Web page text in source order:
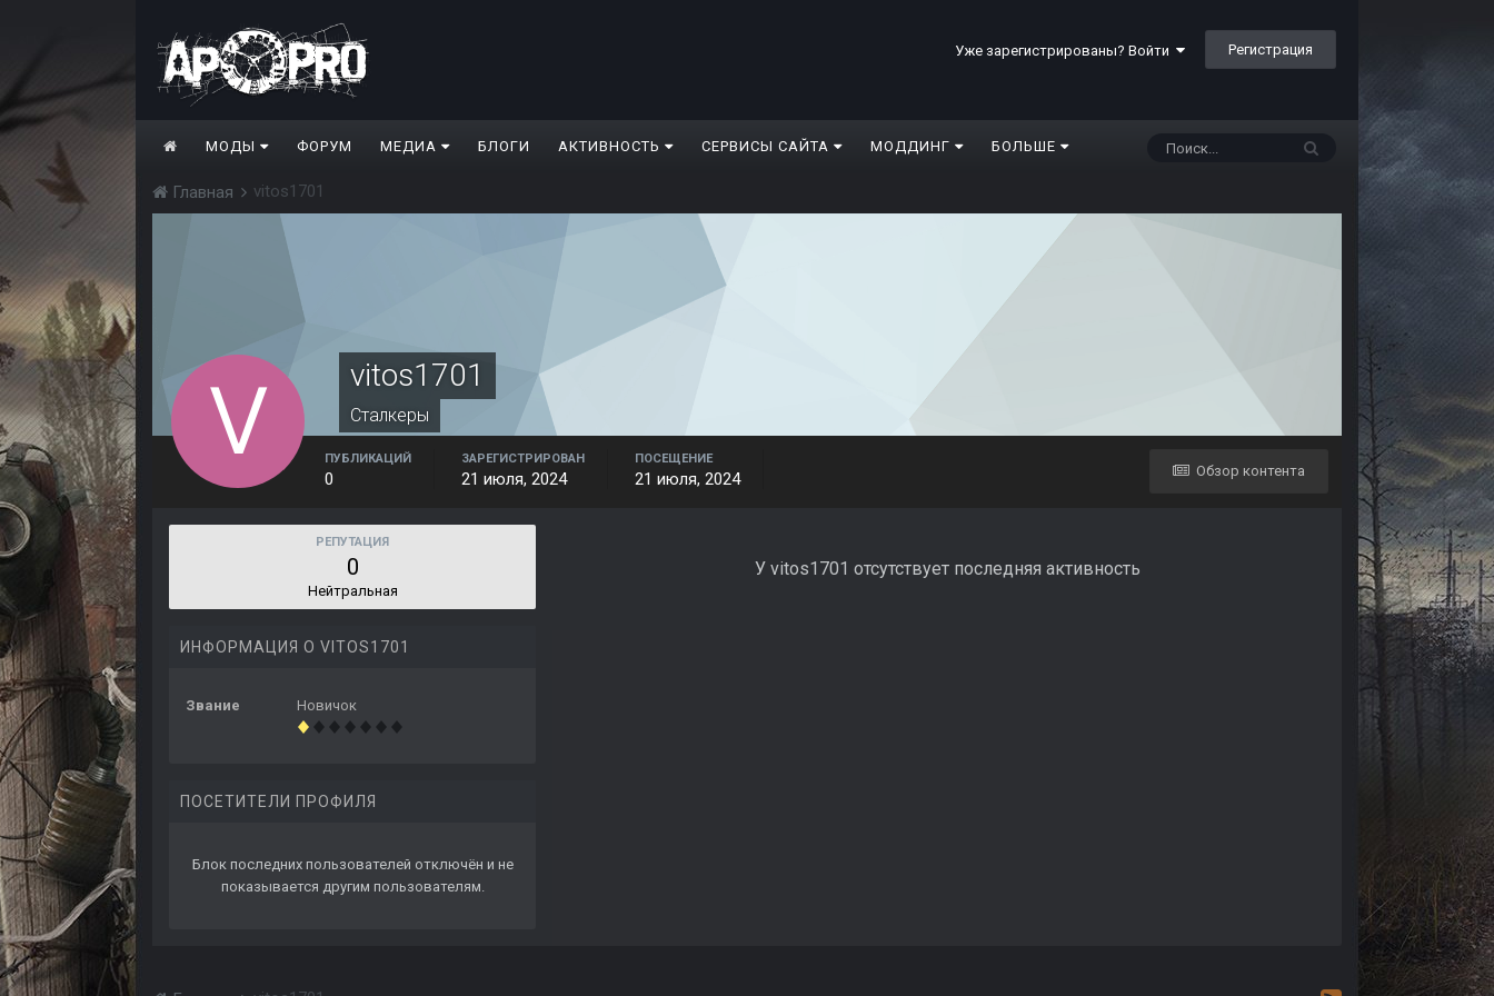
Уже зарегистрированы? Войти Регистрация
МОДЫ ФОРУМ МЕДИА БЛОГИ АКТИВНОСТЬ СЕРВИСЫ САЙТА МОДДИНГ БОЛЬШЕ
Главная vitos1701
vitos1701
Сталкеры
Обзор контента
ПУБЛИКАЦИЙ
0
ЗАРЕГИСТРИРОВАН
21 июля, 2024
ПОСЕЩЕНИЕ
21 июля, 2024
РЕПУТАЦИЯ
0
Нейтральная
ИНФОРМАЦИЯ О VITOS1701
Звание Новичок
ПОСЕТИТЕЛИ ПРОФИЛЯ
Блок последних пользователей отключён и не
показывается другим пользователям.
У vitos1701 отсутствует последняя активность